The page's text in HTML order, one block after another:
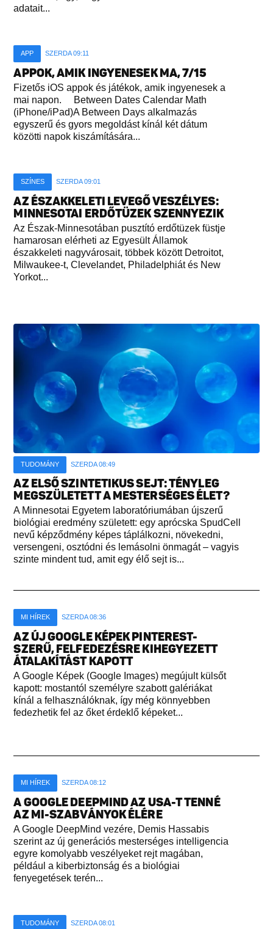
adatait...
APP SZERDA 09:11
APPOK, AMIK INGYENESEK MA, 7/15
Fizetős iOS appok és játékok, amik ingyenesek a
mai napon. Between Dates Calendar Math
(iPhone/iPad)A Between Days alkalmazás
egyszerű és gyors megoldást kínál két dátum
közötti napok kiszámítására...
SZÍNES SZERDA 09:01
AZ ÉSZAKKELETI LEVEGŐ VESZÉLYES:
MINNESOTAI ERDŐTÜZEK SZENNYEZIK
Az Észak-Minnesotában pusztító erdőtüzek füstje
hamarosan elérheti az Egyesült Államok
északkeleti nagyvárosait, többek között Detroitot,
Milwaukee-t, Clevelandet, Philadelphiát és New
Yorkot...
TUDOMÁNY SZERDA 08:49
AZ ELSŐ SZINTETIKUS SEJT: TÉNYLEG
MEGSZÜLETETT A MESTERSÉGES ÉLET?
A Minnesotai Egyetem laboratóriumában újszerű
biológiai eredmény született: egy aprócska SpudCell
nevű képződmény képes táplálkozni, növekedni,
versengeni, osztódni és lemásolni önmagát – vagyis
szinte mindent tud, amit egy élő sejt is...
MI HÍREK SZERDA 08:36
AZ ÚJ GOOGLE KÉPEK PINTEREST-
SZERŰ, FELFEDEZÉSRE KIHEGYEZETT
ÁTALAKÍTÁST KAPOTT
A Google Képek (Google Images) megújult külsőt
kapott: mostantól személyre szabott galériákat
kínál a felhasználóknak, így még könnyebben
fedezhetik fel az őket érdeklő képeket...
MI HÍREK SZERDA 08:12
A GOOGLE DEEPMIND AZ USA-T TENNÉ
AZ MI-SZABVÁNYOK ÉLÉRE
A Google DeepMind vezére, Demis Hassabis
szerint az új generációs mesterséges intelligencia
egyre komolyabb veszélyeket rejt magában,
például a kiberbiztonság és a biológiai
fenyegetések terén...
TUDOMÁNY SZERDA 08:01